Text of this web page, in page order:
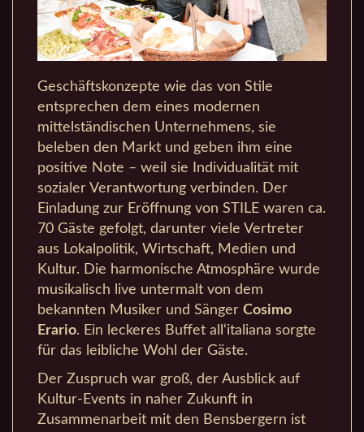
Geschäftskonzepte wie das von Stile
entsprechen dem eines modernen
mittelständischen Unternehmens, sie
beleben den Markt und geben ihm eine
positive Note – weil sie Individualität mit
sozialer Verantwortung verbinden. Der
Einladung zur Eröffnung von STILE waren ca.
70 Gäste gefolgt, darunter viele Vertreter
aus Lokalpolitik, Wirtschaft, Medien und
Kultur. Die harmonische Atmosphäre wurde
musikalisch live untermalt von dem
bekannten Musiker und Sänger Cosimo
Erario. Ein leckeres Buffet all‘italiana sorgte
für das leibliche Wohl der Gäste.
Der Zuspruch war groß, der Ausblick auf
Kultur-Events in naher Zukunft in
Zusammenarbeit mit den Bensbergern ist